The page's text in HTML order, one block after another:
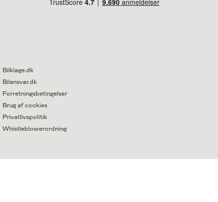
Bilklage.dk
Bilansvar.dk
Forretningsbetingelser
Brug af cookies
Privatlivspolitik
Whistleblowerordning